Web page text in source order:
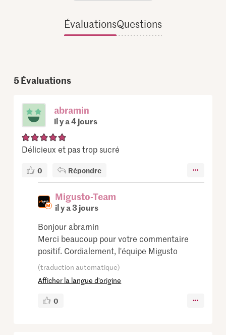
ÉvaluationsQuestions
5Évaluations
abramin
il y a 4 jours
Délicieux et pas trop sucré
0 Répondre
Migusto-Team
il y a 3 jours
Bonjour abramin
Merci beaucoup pour votre commentaire
positif. Cordialement, l'équipe Migusto
(traduction automatique)
Afficher la langue d’origine
0